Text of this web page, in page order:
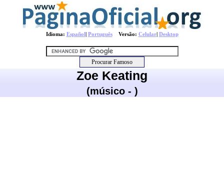
Idioma: Español| PortuguêsVersão: Celular| Desktop
Zoe Keating
(músico - )